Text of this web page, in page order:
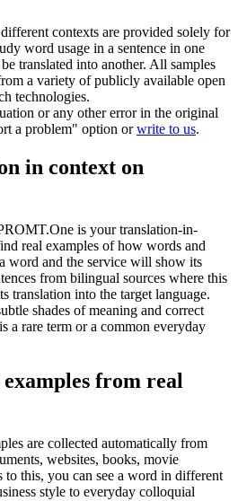
contexts are provided solely for
word usage in a sentence in one
translated into another. All samples
a variety of publicly available open
technologies.
or any other error in the original
a problem" option orwrite to us.
in context on
is your translation-in-
real examples of how words and
word and the service will show its
from bilingual sources where this
translation into the target language.
shades of meaning and correct
a rare term or a common everyday
from real
are collected automatically from
websites, books, movie
to this, you can see a word in different
style to everyday colloquial